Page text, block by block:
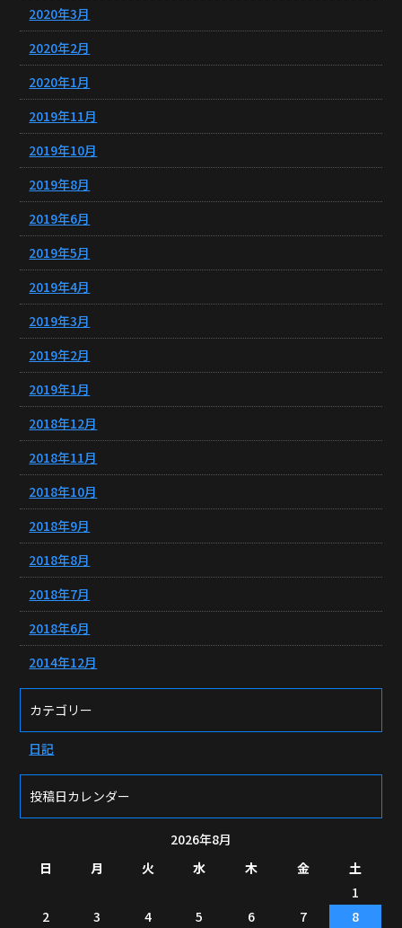
2020年3月
2020年2月
2020年1月
2019年11月
2019年10月
2019年8月
2019年6月
2019年5月
2019年4月
2019年3月
2019年2月
2019年1月
2018年12月
2018年11月
2018年10月
2018年9月
2018年8月
2018年7月
2018年6月
2014年12月
カテゴリー
日記
投稿日カレンダー
2026年8月
日
月 火 水 木 金
土
1
2
3 4 5 6 7 8